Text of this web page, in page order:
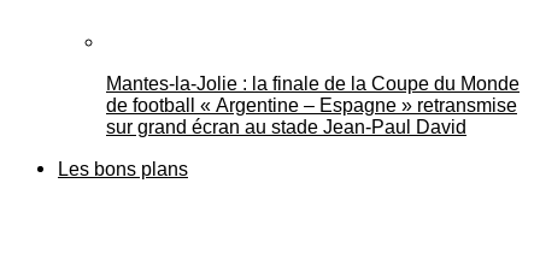
Mantes-la-Jolie : la finale de la Coupe du Monde
de football « Argentine – Espagne » retransmise
sur grand écran au stade Jean-Paul David
Les bons plans